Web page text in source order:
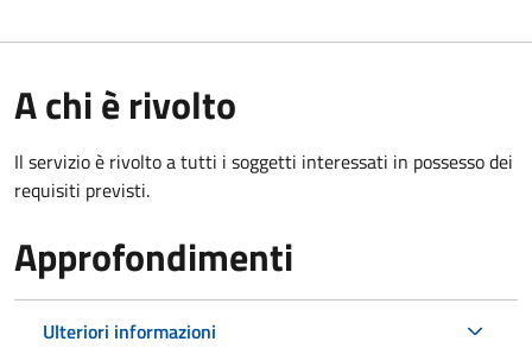
A chi è rivolto
Il servizio è rivolto a tutti i soggetti interessati in possesso dei
requisiti previsti.
Approfondimenti
Ulteriori informazioni